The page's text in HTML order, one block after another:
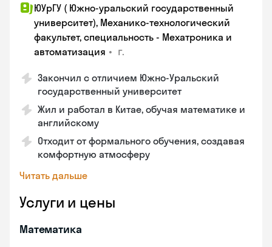
ЮУрГУ ( Южно-уральский государственный
университет), Механико-технологический
факультет, специальность - Мехатроника и
автоматизация • г.
Закончил с отличием Южно-Уральский
государственный университет
Жил и работал в Китае, обучая математике и
английскому
Отходит от формального обучения, создавая
комфортную атмосферу
Читать дальше
Услуги и цены
Математика